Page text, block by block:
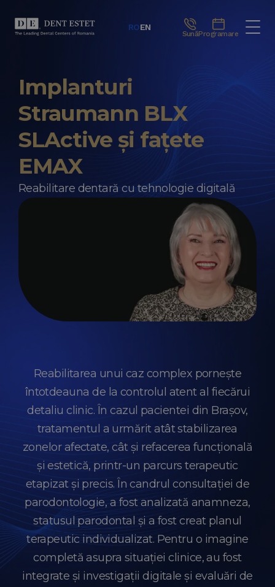
ROEN
SunăProgramare
Implanturi
Straumann BLX
SLActive și fațete
EMAX
Reabilitare dentară cu tehnologie digitală
Reabilitarea unui caz complex pornește
întotdeauna de la controlul atent al fiecărui
detaliu clinic. În cazul pacientei din Brașov,
tratamentul a urmărit atât stabilizarea
zonelor afectate, cât și refacerea funcțională
și estetică, printr-un parcurs terapeutic
etapizat și precis. În candrul consultației de
parodontologie, a fost analizată anamneza,
statusul parodontal și a fost creat planul
terapeutic individualizat. Pentru o imagine
completă asupra situației clinice, au fost
integrate și investigații digitale și evaluări de